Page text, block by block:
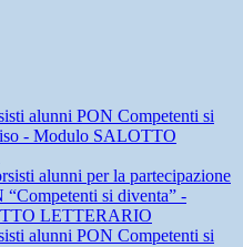
alunni PON Competenti si
- Modulo SALOTTO
alunni per la partecipazione
“Competenti si diventa” -
LETTERARIO
alunni PON Competenti si